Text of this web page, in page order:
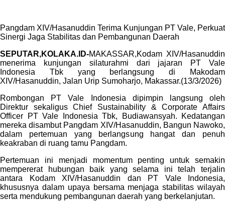
Pangdam XIV/Hasanuddin Terima Kunjungan PT Vale, Perkuat
Sinergi Jaga Stabilitas dan Pembangunan Daerah
SEPUTAR,KOLAKA.ID-MAKASSAR,Kodam XIV/Hasanuddin
menerima kunjungan silaturahmi dari jajaran PT Vale
Indonesia Tbk yang berlangsung di Makodam
XIV/Hasanuddin, Jalan Urip Sumoharjo, Makassar.(13/3/2026)
Rombongan PT Vale Indonesia dipimpin langsung oleh
Direktur sekaligus Chief Sustainability & Corporate Affairs
Officer PT Vale Indonesia Tbk, Budiawansyah. Kedatangan
mereka disambut Pangdam XIV/Hasanuddin, Bangun Nawoko,
dalam pertemuan yang berlangsung hangat dan penuh
keakraban di ruang tamu Pangdam.
Pertemuan ini menjadi momentum penting untuk semakin
mempererat hubungan baik yang selama ini telah terjalin
antara Kodam XIV/Hasanuddin dan PT Vale Indonesia,
khususnya dalam upaya bersama menjaga stabilitas wilayah
serta mendukung pembangunan daerah yang berkelanjutan.